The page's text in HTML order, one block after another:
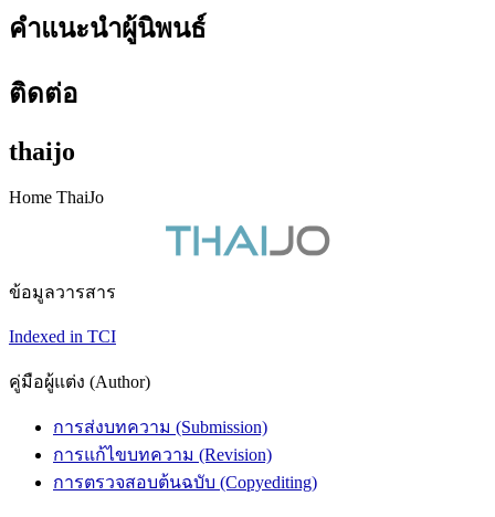
คำแนะนำผู้นิพนธ์
ติดต่อ
thaijo
Home ThaiJo
ข้อมูลวารสาร
Indexed in TCI
คู่มือผู้แต่ง (Author)
การส่งบทความ (Submission)
การแก้ไขบทความ (Revision)
การตรวจสอบต้นฉบับ (Copyediting)